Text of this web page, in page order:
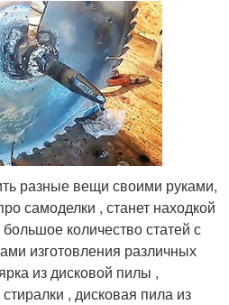
разные вещи своими руками,
самоделки , станет находкой
количество статей с
изготовления различных
из дисковой пилы ,
, дисковая пила из